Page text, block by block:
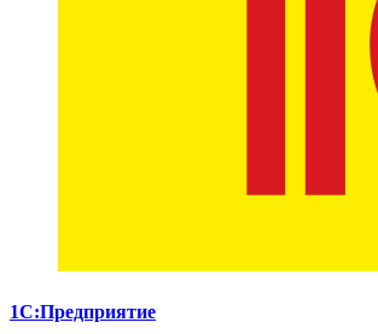
1С:Предприятие